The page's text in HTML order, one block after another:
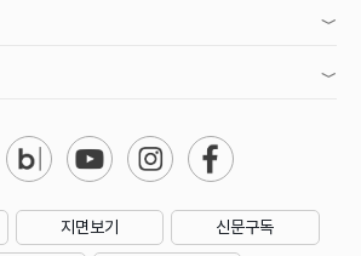
지면보기 신문구독